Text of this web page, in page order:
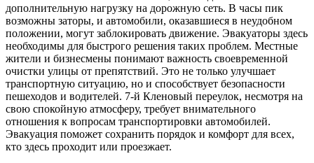
дополнительную нагрузку на дорожную сеть. В часы пик
возможны заторы, и автомобили, оказавшиеся в неудобном
положении, могут заблокировать движение. Эвакуаторы здесь
необходимы для быстрого решения таких проблем. Местные
жители и бизнесмены понимают важность своевременной
очистки улицы от препятствий. Это не только улучшает
транспортную ситуацию, но и способствует безопасности
пешеходов и водителей. 7-й Кленовый переулок, несмотря на
свою спокойную атмосферу, требует внимательного
отношения к вопросам транспортировки автомобилей.
Эвакуация поможет сохранить порядок и комфорт для всех,
кто здесь проходит или проезжает.